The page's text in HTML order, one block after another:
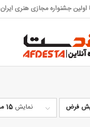
اولین جشنواره مجازی هنری ایران
فرض نمایش 15 محصول در هر صفحه